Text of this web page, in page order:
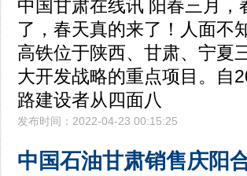
中国甘肃在线讯 阳春三月
了，春天真的来了！人面不
高铁位于陕西、甘肃、宁夏
大开发战略的重点项目。自
路建设者从四面八
发布时间：2022-04-23 00:15:25
中国石油甘肃销售庆阳